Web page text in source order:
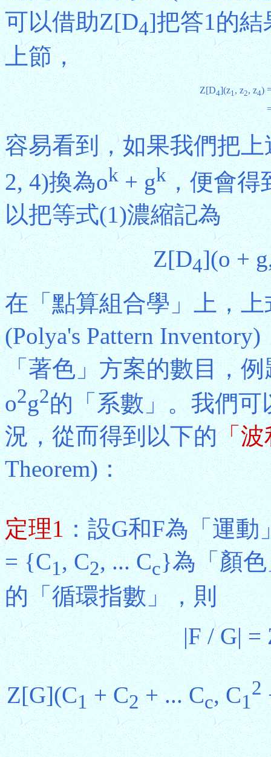
可以借助Z[D4]把答1的結
上節，
Z[D4](z1, z2, z4)
容易看到，如果我們把
2, 4)換為ok+ gk，便會得
以把等式(1)濃縮記為
Z[D4](o +
在「點算組合學」上，上
(Polya's Pattern
「著色」方案的數目，
o2g2的「系數」。我們
況，從而得到以下的「波
Theorem)：
定理1：設G和F為「運動
= {C1, C2, ... Cc}為「顏
的「循環指數」，則
|F / G| =
Z[G](C1+ C2+ ... Cc, C1
2